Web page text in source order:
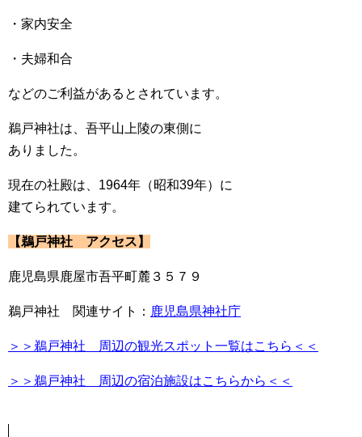
・家内安全
・夫婦和合
などのご利益があるとされています。
鵜戸神社は、吾平山上陵の東側に
ありました。
現在の社殿は、1964年（昭和39年）に
建てられています。
【鵜戸神社 アクセス】
鹿児島県鹿屋市吾平町麓３５７９
鵜戸神社 関連サイト： 鹿児島県神社庁
＞＞鵜戸神社 周辺の観光スポット一覧はこちら＜＜
＞＞鵜戸神社 周辺の宿泊施設はこちらから＜＜